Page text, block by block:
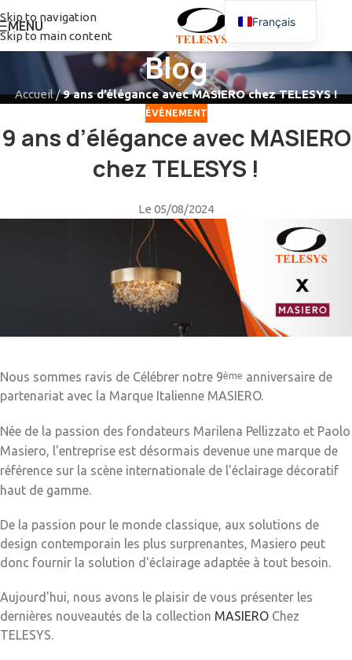
Skip to navigation
Skip to main content
MENU
Blog
Accueil/9 ans d’élégance avec MASIERO chez TELESYS !
ÉVÈNEMENT
9 ans d’élégance avec MASIERO
chez TELESYS !
Le 05/08/2024
Nous sommes ravis de Célébrer notre 9ème anniversaire de
partenariat avec la Marque Italienne MASIERO.
Née de la passion des fondateurs Marilena Pellizzato et Paolo
Masiero, l'entreprise est désormais devenue une marque de
référence sur la scène internationale de l'éclairage décoratif
haut de gamme.
De la passion pour le monde classique, aux solutions de
design contemporain les plus surprenantes, Masiero peut
donc fournir la solution d'éclairage adaptée à tout besoin.
Aujourd'hui, nous avons le plaisir de vous présenter les
dernières nouveautés de la collection MASIERO Chez
TELESYS.
Français